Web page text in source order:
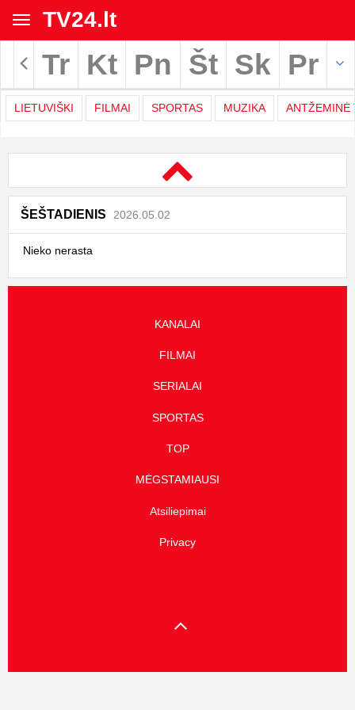
Toggle
navigation
TV24.lt
Rodyti archyvą
Tr Kt Pn Št Sk Pr
LIETUVIŠKI FILMAI SPORTAS MUZIKA ANTŽEMINĖ
TV
programa
|
TV24.LT
ŠEŠTADIENIS 2026.05.02
Nieko nerasta
KANALAI
FILMAI
SERIALAI
SPORTAS
TOP
MĖGSTAMIAUSI
Atsiliepimai
Privacy